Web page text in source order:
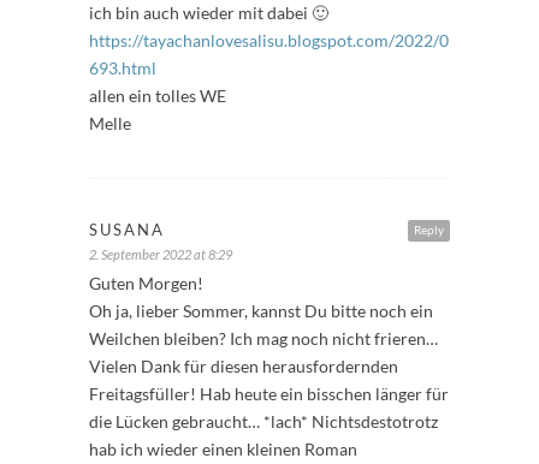
ich bin auch wieder mit dabei 🙂
https://tayachanlovesalisu.blogspot.com/2022/09/
693.html
allen ein tolles WE
Melle
Reply
SUSANA
2. September 2022 at 8:29
Guten Morgen!
Oh ja, lieber Sommer, kannst Du bitte noch ein
Weilchen bleiben? Ich mag noch nicht frieren…
Vielen Dank für diesen herausfordernden
Freitagsfüller! Hab heute ein bisschen länger für
die Lücken gebraucht… *lach* Nichtsdestotrotz
hab ich wieder einen kleinen Roman